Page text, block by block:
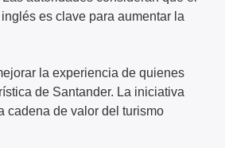
es clave para aumentar la
la experiencia de quienes
de Santander. La iniciativa
cadena de valor del turismo